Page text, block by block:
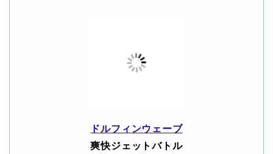
ドルフィンウェーブ
爽快ジェットバトル